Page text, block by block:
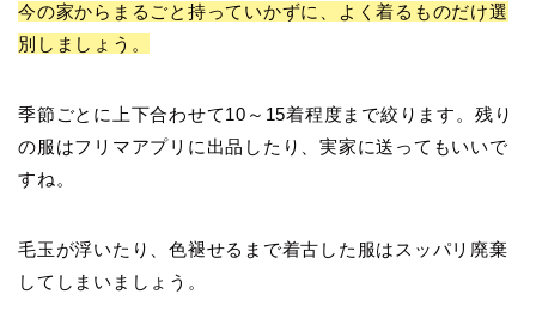
今の家からまるごと持っていかずに、よく着るものだけ選
別しましょう。
季節ごとに上下合わせて10～15着程度まで絞ります。残り
の服はフリマアプリに出品したり、実家に送ってもいいで
すね。
毛玉が浮いたり、色褪せるまで着古した服はスッパリ廃棄
してしまいましょう。